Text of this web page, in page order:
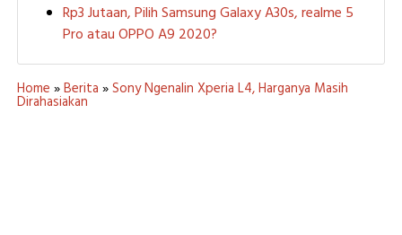
Rp3 Jutaan, Pilih Samsung Galaxy A30s, realme 5
Pro atau OPPO A9 2020?
Home »Berita »Sony Ngenalin Xperia L4, Harganya Masih
Dirahasiakan